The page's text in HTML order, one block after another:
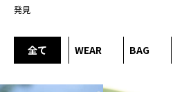
発見
全て WEAR BAG